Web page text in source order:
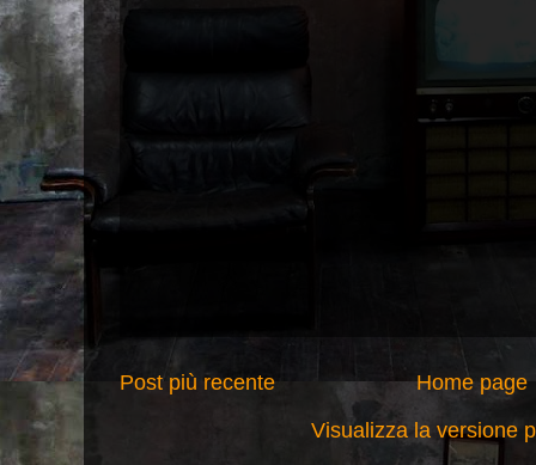
Post più recente
Home page
Visualizza la versione